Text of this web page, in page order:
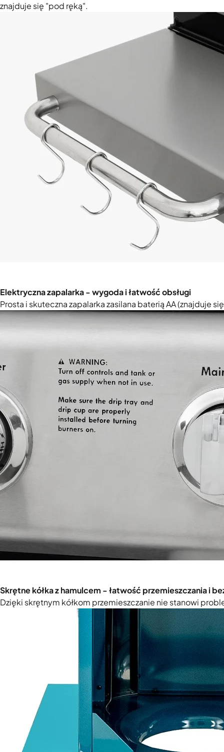
znajduje się "pod ręką".
Elektryczna zapalarka - wygoda i łatwość obsługi
Prosta i skuteczna zapalarka zasilana baterią AA (znajduje
Skrętne kółka z hamulcem - łatwość przemieszczania i
Dzięki skrętnym kółkom przemieszczanie nie stanowi